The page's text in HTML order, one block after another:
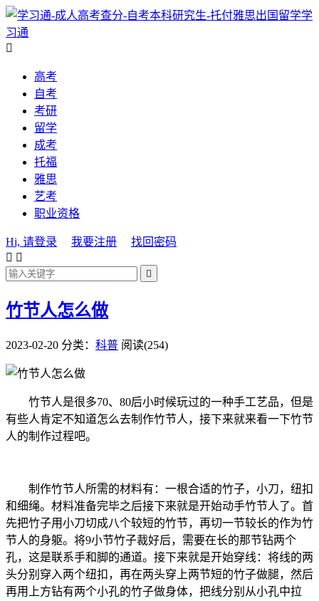
学
习通

高考
自考
考研
留学
成考
托福
雅思
艺考
职业资格
Hi, 请登录 我要注册
找回密码
 

竹节人怎么做
2023-02-20 分类： 科普 阅读(254)
竹节人是很多70、80后小时候玩过的一种手工艺品，但是
有些人肯定不知道怎么去制作竹节人，接下来就来看一下竹节
人的制作过程吧。
制作竹节人所需的材料有：一根合适的竹子，小刀，纽扣
和细绳。材料准备完毕之后接下来就是开始动手竹节人了。首
先把竹子用小刀切成八个较短的竹节，再切一节较长的作为竹
节人的身躯。将9小节竹子裁好后，需要在长的那节钻两个
孔，这是联系手和脚的通道。接下来就是开始穿线：将线的两
头分别穿入两个纽扣，再在两头穿上两节短的竹子做腿，然后
再用上方钻有两个小孔的竹子做身体，把线分别从小孔中拉